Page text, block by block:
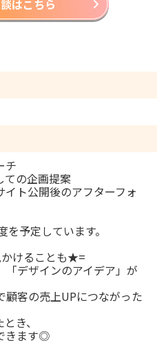
はこちら
チ
の企画提案
ト公開後のアフターフォ
予定しています。
けることも★=
デザインのアイデア」が
顧客の売上UPにつながった
き、
きます◎